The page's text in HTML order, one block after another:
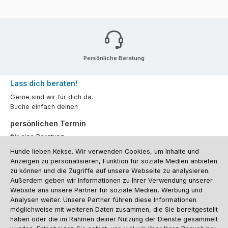
Persönliche Beratung
Lass dich beraten!
Gerne sind wir für dich da.
Buche einfach deinen
persönlichen Termin
für eine Beratung.
Oder über unserKontaktformular.
Vertrag widerrufen
Kundenservice
Hunde lieben Kekse. Wir verwenden Cookies, um Inhalte und
Anzeigen zu personalisieren, Funktion für soziale Medien anbieten
zu können und die Zugriffe auf unsere Webseite zu analysieren.
Außerdem geben wir Informationen zu Ihrer Verwendung unserer
Website ans unsere Partner für soziale Medien, Werbung und
Analysen weiter. Unsere Partner führen diese Informationen
möglichweise mit weiteren Daten zusammen, die Sie bereitgestellt
haben oder die im Rahmen deiner Nutzung der Dienste gesammelt